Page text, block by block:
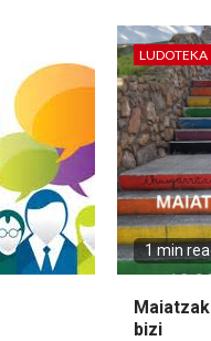
LUDOTEKA
1 min
bizi